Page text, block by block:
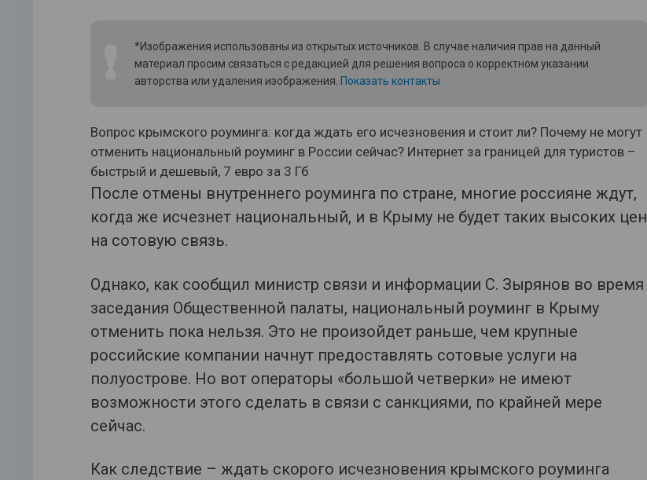
*Изображения использованы из открытых источников. В случае наличия прав на данный
материал просим связаться с редакцией для решения вопроса о корректном указании
авторства или удаления изображения. Показать контакты
Вопрос крымского роуминга: когда ждать его исчезновения и стоит ли? Почему не могут
отменить национальный роуминг в России сейчас? Интернет за границей для туристов –
быстрый и дешевый, 7 евро за 3 Гб
После отмены внутреннего роуминга по стране, многие россияне ждут,
когда же исчезнет национальный, и в Крыму не будет таких высоких цен
на сотовую связь.
Однако, как сообщил министр связи и информации С. Зырянов во время
заседания Общественной палаты, национальный роуминг в Крыму
отменить пока нельзя. Это не произойдет раньше, чем крупные
российские компании начнут предоставлять сотовые услуги на
полуострове. Но вот операторы «большой четверки» не имеют
возможности этого сделать в связи с санкциями, по крайней мере
сейчас.
Как следствие – ждать скорого исчезновения крымского роуминга